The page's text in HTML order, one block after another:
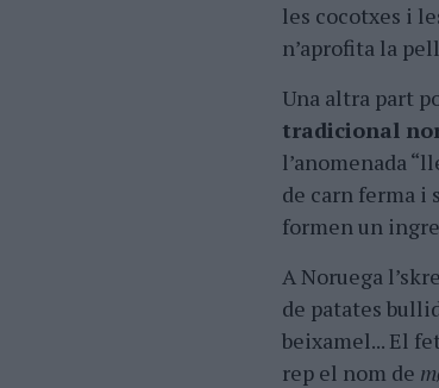
les cocotxes i
n’aprofita la
Una altra part
tradicional
l’anomenada
de carn ferma i
formen un
A Noruega
de patates
beixamel... El
rep el nom de